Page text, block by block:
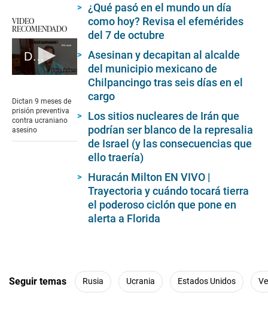
VIDEO
RECOMENDADO
Dictan 9 meses de prisión preventiva contra ucraniano asesino
of
2
minutes,
0
Dictan 9 meses de
prisión preventiva
contra ucraniano
asesino
¿Qué pasó en el mundo un día
como hoy? Revisa el efemérides
del 7 de octubre
Asesinan y decapitan al alcalde
del municipio mexicano de
Chilpancingo tras seis días en el
cargo
Los sitios nucleares de Irán que
podrían ser blanco de la represalia
de Israel (y las consecuencias que
ello traería)
Huracán Milton EN VIVO |
Trayectoria y cuándo tocará tierra
el poderoso ciclón que pone en
alerta a Florida
Seguir temas Rusia Ucrania Estados Unidos